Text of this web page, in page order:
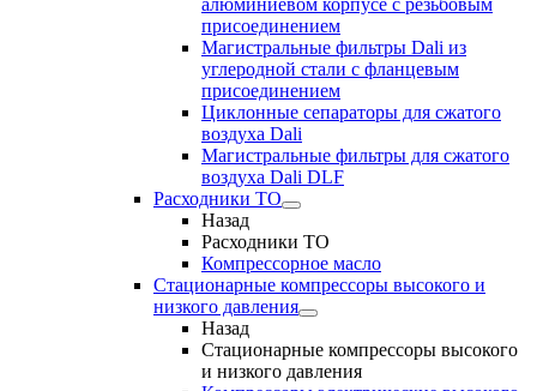
алюминиевом корпусе с резьбовым
присоединением
Магистральные фильтры Dali из
углеродной стали с фланцевым
присоединением
Циклонные сепараторы для сжатого
воздуха Dali
Магистральные фильтры для сжатого
воздуха Dali DLF
Расходники ТО
Назад
Расходники ТО
Компрессорное масло
Стационарные компрессоры высокого и
низкого давления
Назад
Стационарные компрессоры высокого
и низкого давления